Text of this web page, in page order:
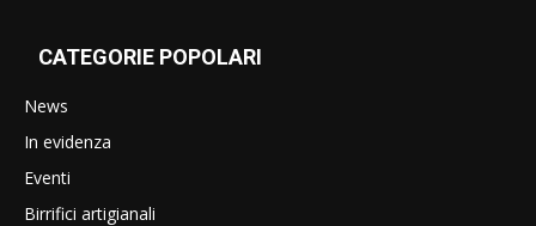
CATEGORIE POPOLARI
News
In evidenza
Eventi
Birrifici artigianali